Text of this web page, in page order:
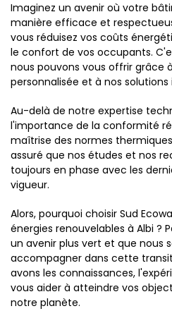
Imaginez un avenir où votre
manière efficace et
vous réduisez vos coûts
le confort de vos occupants.
nous pouvons vous offrir grâce
personnalisée et à nos solutions
Au-delà de notre expertise
l'importance de la conformité
maîtrise des normes
assuré que nos études et nos
toujours en phase avec les
vigueur.
Alors, pourquoi choisir Sud
énergies renouvelables à Albi ?
un avenir plus vert et que nous
accompagner dans cette
avons les connaissances,
vous aider à atteindre vos
notre planète.